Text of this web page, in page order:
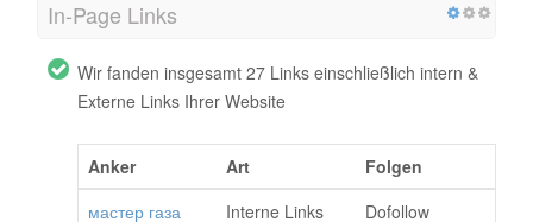
In-Page Links
Wir fanden insgesamt 27 Links einschließlich intern &
Externe Links Ihrer Website
Anker Art
Folgen
мастер газа
Interne Links
Dofollow